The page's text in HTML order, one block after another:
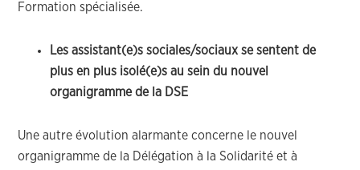
Formation spécialisée.
Les assistant(e)s sociales/sociaux se sentent de
plus en plus isolé(e)s au sein du nouvel
organigramme de la DSE
Une autre évolution alarmante concerne le nouvel
organigramme de la Délégation à la Solidarité et à